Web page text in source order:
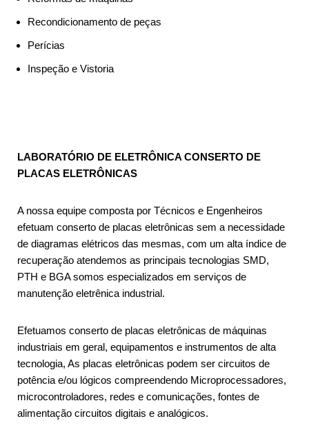
Recondicionamento de peças
Perícias
Inspeção e Vistoria
LABORATÓRIO DE ELETRÔNICA CONSERTO DE
PLACAS ELETRÔNICAS
A nossa equipe composta por Técnicos e Engenheiros
efetuam conserto de placas eletrônicas sem a necessidade
de diagramas elétricos das mesmas, com um alta índice de
recuperação atendemos as principais tecnologias SMD,
PTH e BGA somos especializados em serviços de
manutenção eletrênica industrial.
Efetuamos conserto de placas eletrônicas de máquinas
industriais em geral, equipamentos e instrumentos de alta
tecnologia, As placas eletrônicas podem ser circuitos de
potência e/ou lógicos compreendendo Microprocessadores,
microcontroladores, redes e comunicações, fontes de
alimentação circuitos digitais e analógicos.